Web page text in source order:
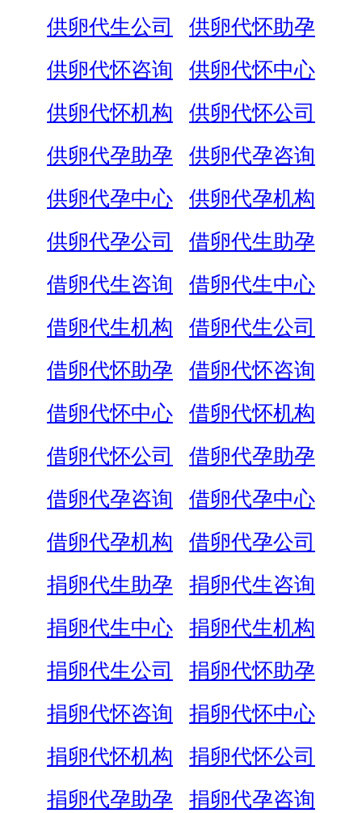
供卵代生公司
供卵代怀助孕
供卵代怀咨询
供卵代怀中心
供卵代怀机构
供卵代怀公司
供卵代孕助孕
供卵代孕咨询
供卵代孕中心
供卵代孕机构
供卵代孕公司
借卵代生助孕
借卵代生咨询
借卵代生中心
借卵代生机构
借卵代生公司
借卵代怀助孕
借卵代怀咨询
借卵代怀中心
借卵代怀机构
借卵代怀公司
借卵代孕助孕
借卵代孕咨询
借卵代孕中心
借卵代孕机构
借卵代孕公司
捐卵代生助孕
捐卵代生咨询
捐卵代生中心
捐卵代生机构
捐卵代生公司
捐卵代怀助孕
捐卵代怀咨询
捐卵代怀中心
捐卵代怀机构
捐卵代怀公司
捐卵代孕助孕
捐卵代孕咨询